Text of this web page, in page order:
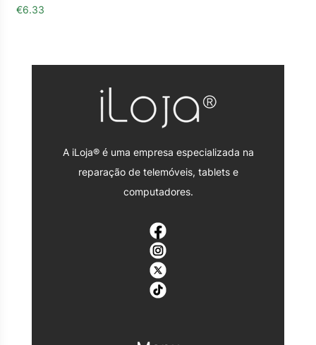
€6.33
A iLoja® é uma empresa especializada na
reparação de telemóveis, tablets e
computadores.